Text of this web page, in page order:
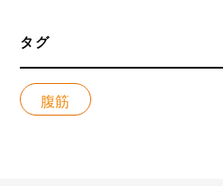
タグ
腹筋